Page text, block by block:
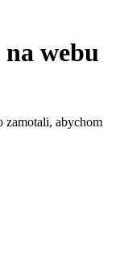
webu
zamotali, abychom